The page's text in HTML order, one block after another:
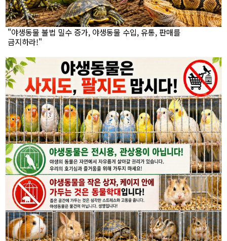
"야생동물 불법 밀수 증가, 야생동물 수입, 유통, 판매를
금지하라!"